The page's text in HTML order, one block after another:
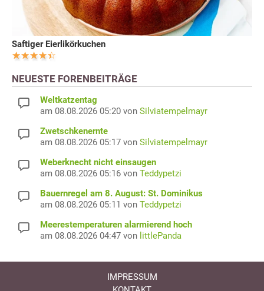
Saftiger Eierlikörkuchen
NEUESTE FORENBEITRÄGE
Weltkatzentag
am 08.08.2026 05:20 von Silviatempelmayr
Zwetschkenernte
am 08.08.2026 05:17 von Silviatempelmayr
Weberknecht nicht einsaugen
am 08.08.2026 05:16 von Teddypetzi
Bauernregel am 8. August: St. Dominikus
am 08.08.2026 05:11 von Teddypetzi
Meerestemperaturen alarmierend hoch
am 08.08.2026 04:47 von littlePanda
IMPRESSUM